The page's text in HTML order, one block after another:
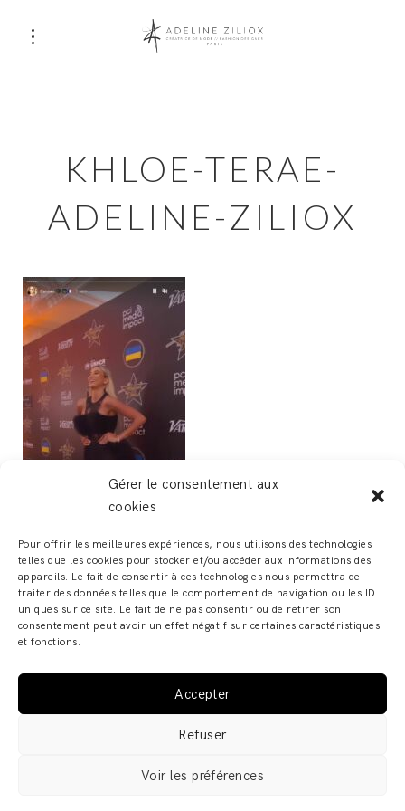
Gérer le consentement aux
cookies
Pour offrir les meilleures expériences, nous utilisons des technologies
telles que les cookies pour stocker et/ou accéder aux informations des
appareils. Le fait de consentir à ces technologies nous permettra de
traiter des données telles que le comportement de navigation ou les ID
uniques sur ce site. Le fait de ne pas consentir ou de retirer son
consentement peut avoir un effet négatif sur certaines caractéristiques
et fonctions.
Accepter
Refuser
Voir les préférences
KHLOE-TERAE-
ADELINE-ZILIOX
ADELINE ZILIOX - SHOWROOM & ATELIER – 6, RUE DES
© 2019 · ADELINE ZILIOX · MENTIONS LÉGALES /